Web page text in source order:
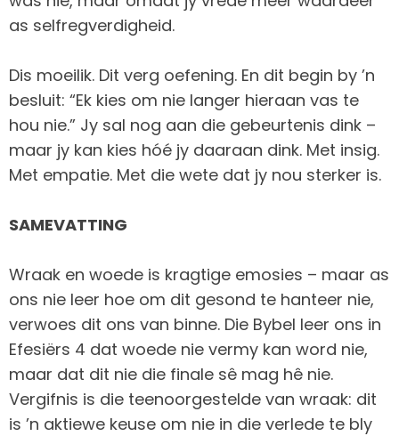
as selfregverdigheid.
Dis moeilik. Dit verg oefening. En dit begin by ’n
besluit: “Ek kies om nie langer hieraan vas te
hou nie.” Jy sal nog aan die gebeurtenis dink –
maar jy kan kies hóé jy daaraan dink. Met insig.
Met empatie. Met die wete dat jy nou sterker is.
SAMEVATTING
Wraak en woede is kragtige emosies – maar as
ons nie leer hoe om dit gesond te hanteer nie,
verwoes dit ons van binne. Die Bybel leer ons in
Efesiërs 4 dat woede nie vermy kan word nie,
maar dat dit nie die finale sê mag hê nie.
Vergifnis is die teenoorgestelde van wraak: dit
is ’n aktiewe keuse om nie in die verlede te bly